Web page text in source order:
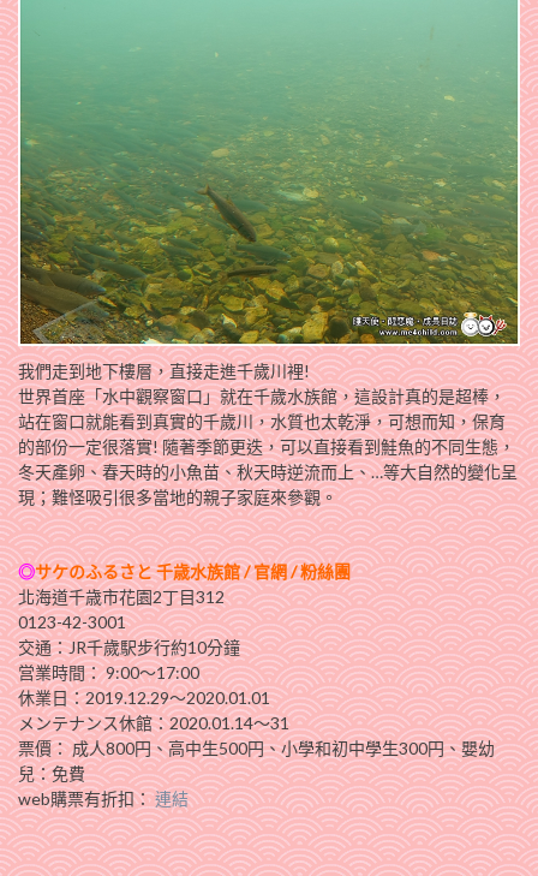
我們走到地下樓層，直接走進千歲川裡!
世界首座「水中觀察窗口」就在千歲水族館，這設計真的是超棒，
站在窗口就能看到真實的千歲川，水質也太乾淨，可想而知，保育
的部份一定很落實! 隨著季節更迭，可以直接看到鮭魚的不同生態，
冬天產卵、春天時的小魚苗、秋天時逆流而上、…等大自然的變化呈
現；難怪吸引很多當地的親子家庭來參觀。
◎サケのふるさと 千歳水族館 /官網/粉絲團
北海道千歳市花園2丁目312
0123-42-3001
交通：JR千歲駅步行約10分鐘
営業時間： 9:00～17:00
休業日：2019.12.29～2020.01.01
メンテナンス休館：2020.01.14～31
票價： 成人800円、高中生500円、小學和初中學生300円、嬰幼
兒：免費
web購票有折扣：連結